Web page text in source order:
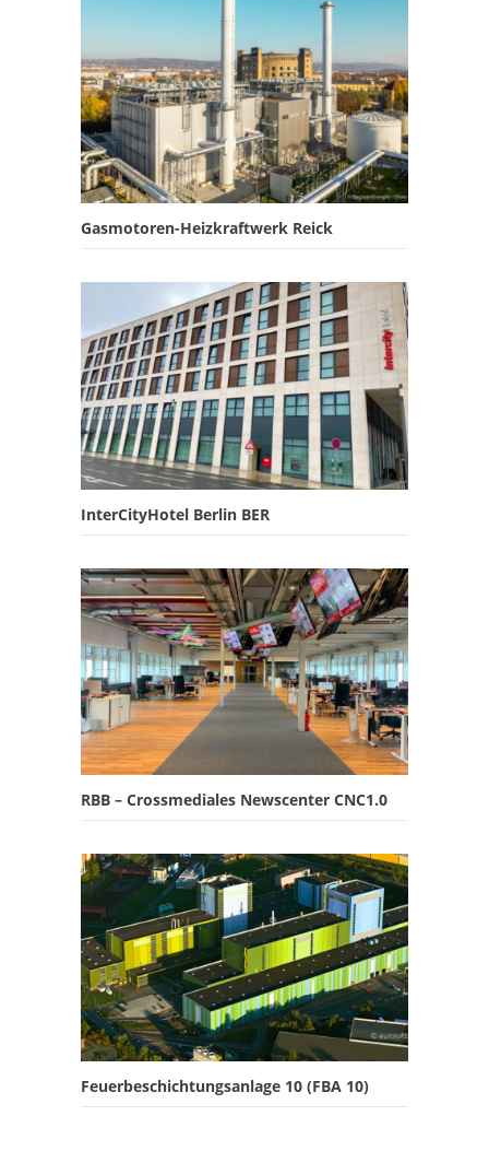
Gasmotoren-Heizkraftwerk Reick
InterCityHotel Berlin BER
RBB – Crossmediales Newscenter CNC1.0
Feuerbeschichtungsanlage 10 (FBA 10)